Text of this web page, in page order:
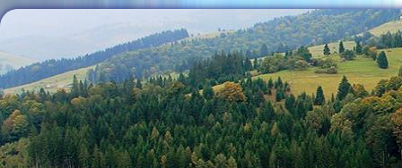
Jump to Content